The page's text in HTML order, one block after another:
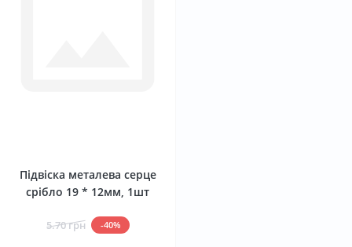
Підвіска металева серце
срібло 19 * 12мм, 1шт
5.70 грн -40%